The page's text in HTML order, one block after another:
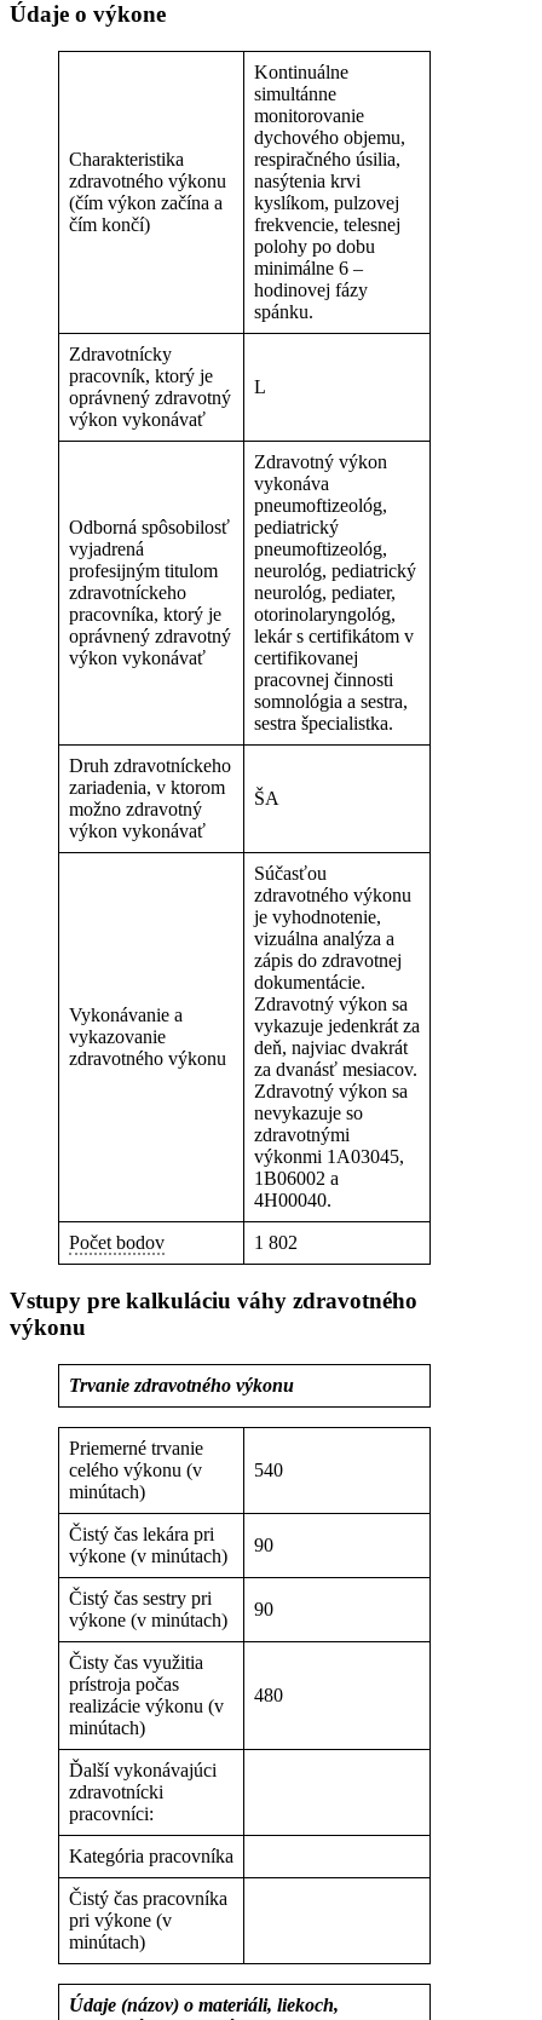
Údaje o výkone
Charakteristika
zdravotného výkonu
(čím výkon začína a
čím končí)
Kontinuálne
simultánne
monitorovanie
dychového objemu,
respiračného úsilia,
nasýtenia krvi
kyslíkom, pulzovej
frekvencie, telesnej
polohy po dobu
minimálne 6 –
hodinovej fázy
spánku.
Zdravotnícky
pracovník, ktorý je
oprávnený zdravotný
výkon vykonávať
L
Odborná spôsobilosť
vyjadrená
profesijným titulom
zdravotníckeho
pracovníka, ktorý je
oprávnený zdravotný
výkon vykonávať
Zdravotný výkon
vykonáva
pneumoftizeológ,
pediatrický
pneumoftizeológ,
neurológ, pediatrický
neurológ, pediater,
otorinolaryngológ,
lekár s certifikátom v
certifikovanej
pracovnej činnosti
somnológia a sestra,
sestra špecialistka.
Druh zdravotníckeho
zariadenia, v ktorom
možno zdravotný
výkon vykonávať
ŠA
Vykonávanie a
vykazovanie
zdravotného výkonu
Súčasťou
zdravotného výkonu
je vyhodnotenie,
vizuálna analýza a
zápis do zdravotnej
dokumentácie.
Zdravotný výkon sa
vykazuje jedenkrát za
deň, najviac dvakrát
za dvanásť mesiacov.
Zdravotný výkon sa
nevykazuje so
zdravotnými
výkonmi 1A03045,
1B06002 a
4H00040.
Počet bodov 1 802
Vstupy pre kalkuláciu váhy zdravotného
výkonu
Trvanie zdravotného výkonu
Priemerné trvanie
celého výkonu (v
minútach)
540
Čistý čas lekára pri
výkone (v minútach)
90
Čistý čas sestry pri
výkone (v minútach)
90
Čisty čas využitia
prístroja počas
realizácie výkonu (v
minútach)
480
Ďalší vykonávajúci
zdravotnícki
pracovníci:
Kategória pracovníka
Čistý čas pracovníka
pri výkone (v
minútach)
Údaje (názov) o materiáli, liekoch,